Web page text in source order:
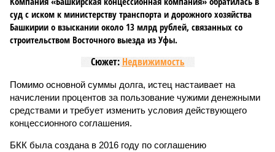
суд с иском к министерству транспорта и дорожного хозяйства
Башкирии о взыскании около 13 млрд рублей, связанных со
строительством Восточного выезда из Уфы.
Сюжет: Недвижимость
Помимо основной суммы долга, истец настаивает на
начислении процентов за пользование чужими денежными
средствами и требует изменить условия действующего
концессионного соглашения.
БКК была создана в 2016 году по соглашению